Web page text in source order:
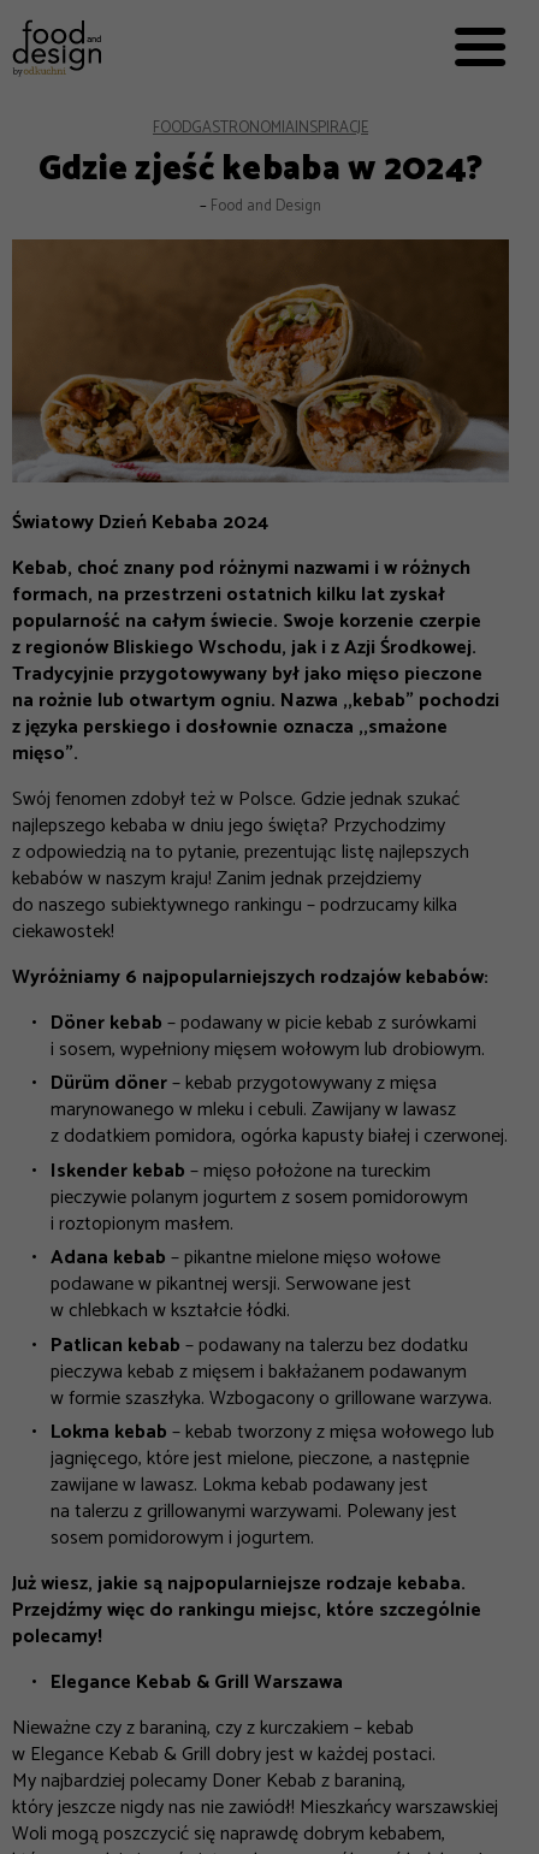


EKSPERCI
FOOD WORKING
REKLAMA
FOODGASTRONOMIAINSPIRACJE
Gdzie zjeść kebaba w 2024?
– Food and Design
Światowy Dzień Kebaba 2024
Kebab, choć znany pod różnymi nazwami i w różnych
formach, na przestrzeni ostatnich kilku lat zyskał
popularność na całym świecie. Swoje korzenie czerpie
z regionów Bliskiego Wschodu, jak i z Azji Środkowej.
Tradycyjnie przygotowywany był jako mięso pieczone
na rożnie lub otwartym ogniu. Nazwa ,,kebab” pochodzi
z języka perskiego i dosłownie oznacza ,,smażone
mięso”.
Swój fenomen zdobył też w Polsce. Gdzie jednak szukać
najlepszego kebaba w dniu jego święta? Przychodzimy
z odpowiedzią na to pytanie, prezentując listę najlepszych
kebabów w naszym kraju! Zanim jednak przejdziemy
do naszego subiektywnego rankingu – podrzucamy kilka
ciekawostek!
Wyróżniamy 6 najpopularniejszych rodzajów kebabów:
Dönerkebab– podawany w picie kebab z surówkami
i sosem, wypełniony mięsem wołowym lub drobiowym.
Dürüm döner– kebab przygotowywany z mięsa
marynowanego w mleku i cebuli. Zawijany w lawasz
z dodatkiem pomidora, ogórka kapusty białej i czerwonej.
Iskender kebab– mięso położone na tureckim
pieczywie polanym jogurtem z sosem pomidorowym
i roztopionym masłem.
Adana kebab– pikantne mielone mięso wołowe
podawane w pikantnej wersji. Serwowane jest
w chlebkach w kształcie łódki.
Patlican kebab– podawany na talerzu bez dodatku
pieczywa kebab z mięsem i bakłażanem podawanym
w formie szaszłyka. Wzbogacony o grillowane warzywa.
Lokma kebab– kebab tworzony z mięsa wołowego lub
jagnięcego, które jest mielone, pieczone, a następnie
zawijane w lawasz. Lokma kebab podawany jest
na talerzu z grillowanymi warzywami. Polewany jest
sosem pomidorowym i jogurtem.
Już wiesz, jakie są najpopularniejsze rodzaje kebaba.
Przejdźmy więc do rankingu miejsc, które szczególnie
polecamy!
Elegance Kebab & Grill Warszawa
Nieważne czy z baraniną, czy z kurczakiem – kebab
w Elegance Kebab & Grill dobry jest w każdej postaci.
My najbardziej polecamy Doner Kebab z baraniną,
który jeszcze nigdy nas nie zawiódł! Mieszkańcy warszawskiej
Woli mogą poszczycić się naprawdę dobrym kebabem,